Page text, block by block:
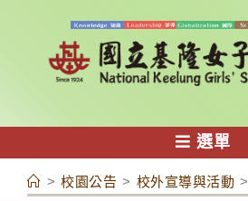
容
選單
> 校園公告 > 校外宣導與活動 >